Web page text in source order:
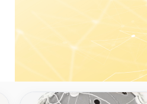
Compare